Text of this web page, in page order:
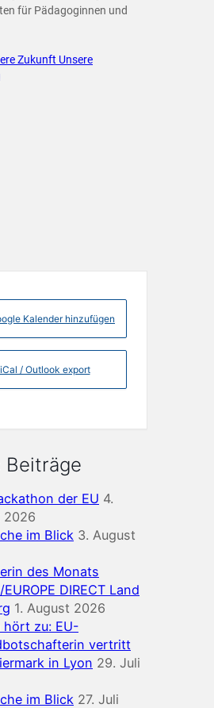
für Pädagoginnen und
Zukunft Unsere
Kalender hinzufügen
/ Outlook export
Beiträge
der EU 4.
2026
im Blick 3. August
des Monats
DIRECT Land
1. August 2026
hört zu: EU-
vertritt
in Lyon 29. Juli
im Blick 27. Juli